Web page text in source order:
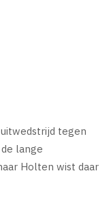
tegen
lange
Holten wist daar